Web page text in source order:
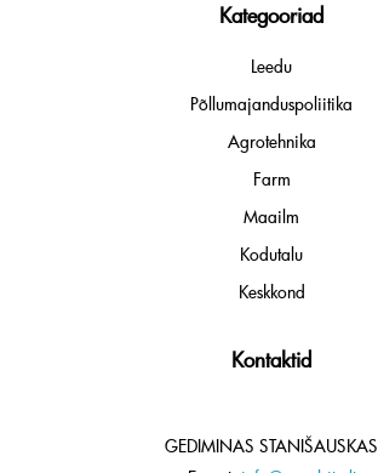
Kategooriad
Leedu
Põllumajanduspoliitika
Agrotehnika
Farm
Maailm
Kodutalu
Keskkond
Kontaktid
GEDIMINAS STANIŠAUSKAS